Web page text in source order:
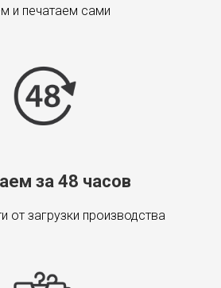
и печатаем сами
за 48 часов
от загрузки производства